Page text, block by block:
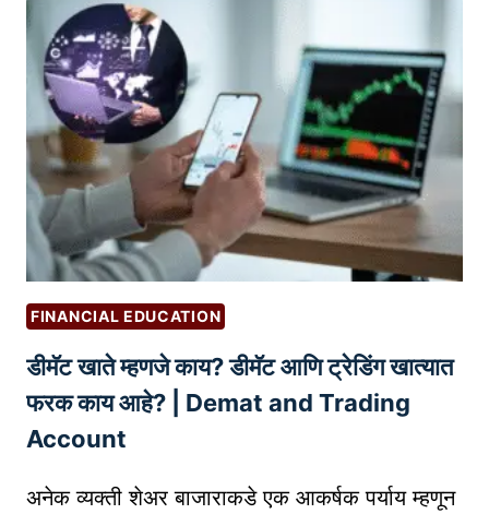
I
T
P
E
O
P
E
आ
व
श्य
क
आ
हे
G
O
O
G
L
E
D
O
कॅ
प
आ
णि
स्मॉ
ल
कॅ
प
शे
अ
र्स
:
तु
FINANCIAL EDUCATION
डीमॅट खाते म्हणजे काय? डीमॅट आणि ट्रेडिंग खात्यात
फरक काय आहे? | Demat and Trading
Account
अनेक व्यक्ती शेअर बाजाराकडे एक आकर्षक पर्याय म्हणून